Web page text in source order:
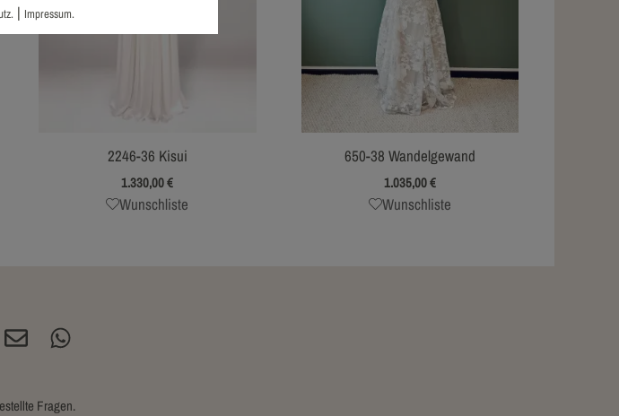
2246-36 Kisui
1.330,00€
Wunschliste
650-38 Wandelgewand
1.035,00€
Wunschliste
Fragen.
| Impressum.